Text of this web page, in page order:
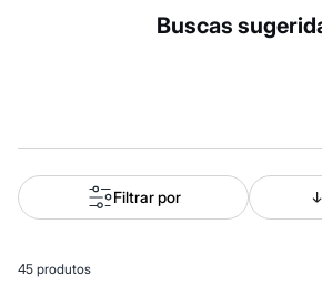
A partir de 60% off
Roupas
Blusas e Camisetas
Básicos
Calças
Macacões
buscas
Filtrar por
45 produtos